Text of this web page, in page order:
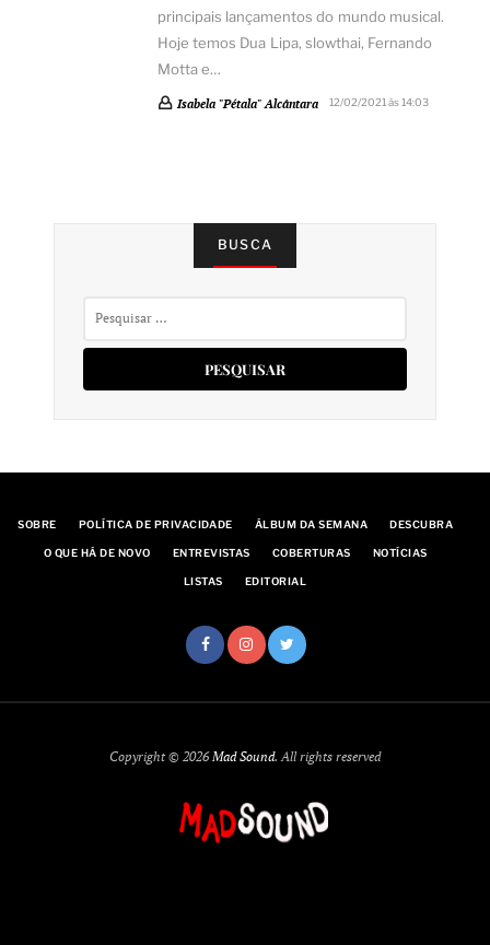
principais lançamentos do mundo musical.
Hoje temos Dua Lipa, slowthai, Fernando
Motta e…
Isabela "Pétala" Alcântara 12/02/2021 às 14:03
BUSCA
SOBRE POLÍTICA DE PRIVACIDADE ÁLBUM DA SEMANA DESCUBRA
O QUE HÁ DE NOVO ENTREVISTAS COBERTURAS NOTÍCIAS
LISTAS EDITORIAL
Copyright © 2026Mad Sound. All rights reserved